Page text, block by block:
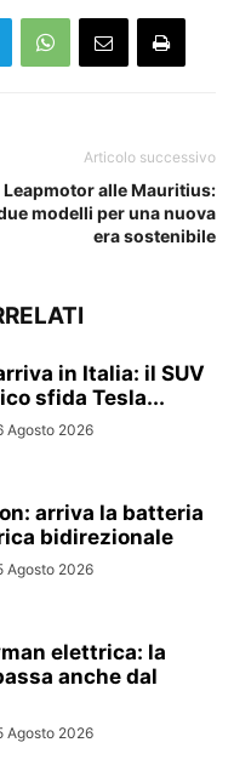
Articolo successivo
Leapmotor alle Mauritius:
modelli per una nuova
era sostenibile
in Italia: il SUV
sfida Tesla...
Agosto 2026
arriva la batteria
bidirezionale
Agosto 2026
elettrica: la
anche dal
Agosto 2026